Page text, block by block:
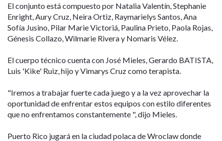
El conjunto está compuesto por Natalia Valentín, Stephanie
Enright, Aury Cruz, Neira Ortiz, Raymarielys Santos, Ana
Sofía Jusino, Pilar Marie Victoriá, Paulina Prieto, Paola Rojas,
Génesis Collazo, Wilmarie Rivera y Nomaris Vélez.
El cuerpo técnico cuenta con José Mieles, Gerardo BATISTA,
Luis 'Kike' Ruiz, hijo y Vimarys Cruz como terapista.
"Iremos a trabajar fuerte cada juego y a la vez aprovechar la
oportunidad de enfrentar estos equipos con estilo diferentes
que no enfrentamos constantemente ", dijo Mieles.
Puerto Rico jugará en la ciudad polaca de Wroclaw donde